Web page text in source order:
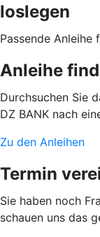
loslegen
Passende Anleihe
Anleihe
Durchsuchen Sie
DZ BANK nach
Zu den Anleihen
Termin
Sie haben noch
schauen uns das